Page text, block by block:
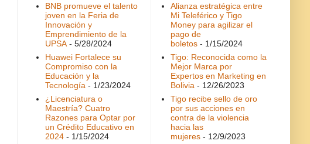
BNB promueve el talento
joven en la Feria de
Innovación y
Emprendimiento de la
UPSA- 5/28/2024
Huawei Fortalece su
Compromiso con la
Educación y la
Tecnología - 1/23/2024
¿Licenciatura o
Maestría? Cuatro
Razones para Optar por
un Crédito Educativo en
2024- 1/15/2024
Alianza estratégica entre
Mi Teleférico y Tigo
Money para agilizar el
pago de
boletos- 1/15/2024
Tigo: Reconocida como la
Mejor Marca por
Expertos en Marketing en
Bolivia - 12/26/2023
Tigo recibe sello de oro
por sus acciones en
contra de la violencia
hacia las
mujeres- 12/9/2023